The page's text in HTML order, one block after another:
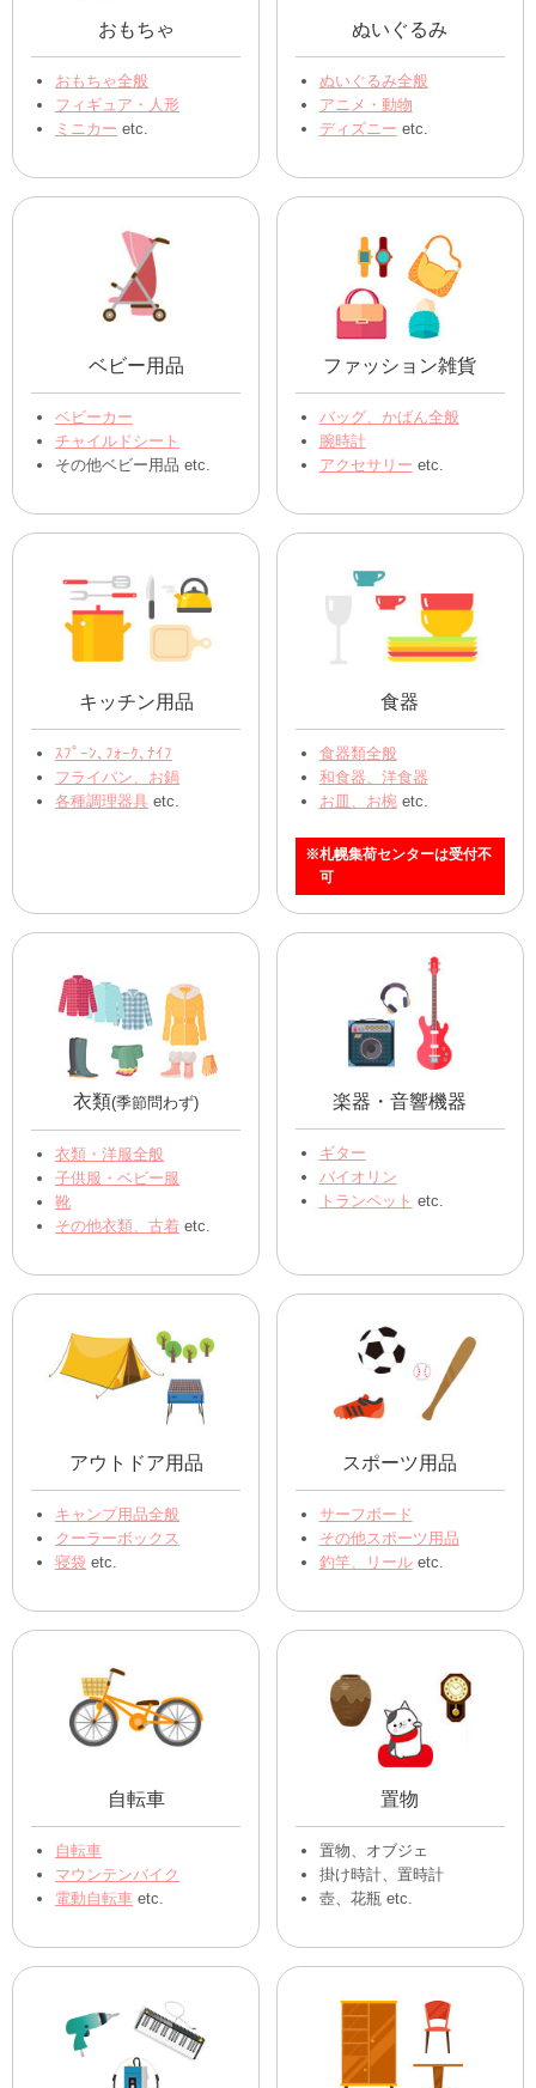
おもちゃ
おもちゃ全般
フィギュア・人形
ミニカー etc.
ぬいぐるみ
ぬいぐるみ全般
アニメ・動物
ディズニー etc.
ベビー用品
ベビーカー
チャイルドシート
その他ベビー用品 etc.
ファッション雑貨
バッグ、かばん全般
腕時計
アクセサリー etc.
キッチン用品
ｽﾌﾟｰﾝ､ﾌｫｰｸ､ﾅｲﾌ
フライパン、お鍋
各種調理器具 etc.
食器
食器類全般
和食器、洋食器
お皿、お椀etc.
※札幌集荷センターは受付不
可
衣類(季節問わず)
衣類・洋服全般
子供服・ベビー服
靴
その他衣類、古着 etc.
楽器・音響機器
ギター
バイオリン
トランペット etc.
アウトドア用品
キャンプ用品全般
クーラーボックス
寝袋 etc.
スポーツ用品
サーフボード
その他スポーツ用品
釣竿、リールetc.
自転車
自転車
マウンテンバイク
電動自転車 etc.
置物
置物、オブジェ
掛け時計、置時計
壺、花瓶 etc.